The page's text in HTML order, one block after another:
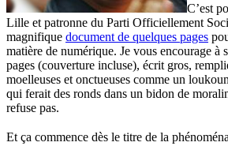
C’est
Lille et patronne du Parti Officiellement
magnifique document de quelques pages
matière de numérique. Je vous encourage à
pages (couverture incluse), écrit gros,
moelleuses et onctueuses comme un
qui ferait des ronds dans un bidon de
refuse pas.
Et ça commence dès le titre de la